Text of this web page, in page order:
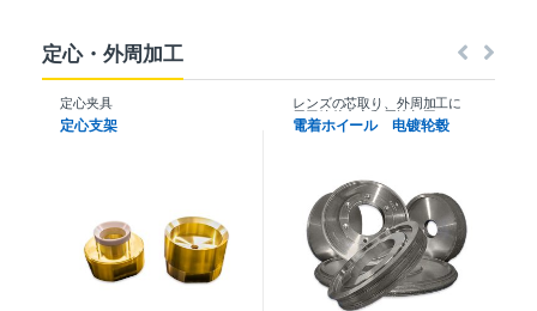
定心・外周加工
定心夹具
定心支架
レンズの芯取り、外周加工に
用于镜片定心和周边加工。
電着ホイール 电镀轮毂